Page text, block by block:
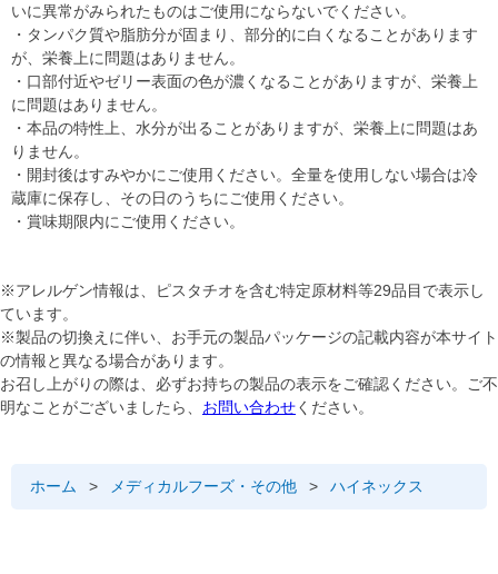
いに異常がみられたものはご使用にならないでください。
・タンパク質や脂肪分が固まり、部分的に白くなることがあります
が、栄養上に問題はありません。
・口部付近やゼリー表面の色が濃くなることがありますが、栄養上
に問題はありません。
・本品の特性上、水分が出ることがありますが、栄養上に問題はあ
りません。
・開封後はすみやかにご使用ください。全量を使用しない場合は冷
蔵庫に保存し、その日のうちにご使用ください。
・賞味期限内にご使用ください。
※アレルゲン情報は、ピスタチオを含む特定原材料等29品目で表示し
ています。
※製品の切換えに伴い、お手元の製品パッケージの記載内容が本サイト
の情報と異なる場合があります。
お召し上がりの際は、必ずお持ちの製品の表示をご確認ください。ご不
明なことがございましたら、 お問い合わせください。
ホーム > メディカルフーズ・その他 > ハイネックス